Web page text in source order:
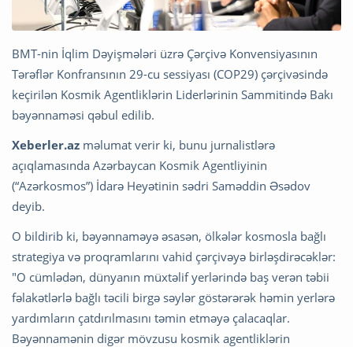
BMT-nin İqlim Dəyişmələri üzrə Çərçivə Konvensiyasının
Tərəflər Konfransının 29-cu sessiyası (COP29) çərçivəsində
keçirilən Kosmik Agentliklərin Liderlərinin Sammitində Bakı
bəyənnaməsi qəbul edilib.
Xeberler.az məlumat verir ki, bunu jurnalistlərə
açıqlamasında Azərbaycan Kosmik Agentliyinin
(“Azərkosmos”) İdarə Heyətinin sədri Saməddin Əsədov
deyib.
O bildirib ki, bəyənnaməyə əsasən, ölkələr kosmosla bağlı
strategiya və proqramlarını vahid çərçivəyə birləşdirəcəklər:
"O cümlədən, dünyanın müxtəlif yerlərində baş verən təbii
fəlakətlərlə bağlı təcili birgə səylər göstərərək həmin yerlərə
yardımların çatdırılmasını təmin etməyə çalacaqlar.
Bəyənnamənin digər mövzusu kosmik agentliklərin